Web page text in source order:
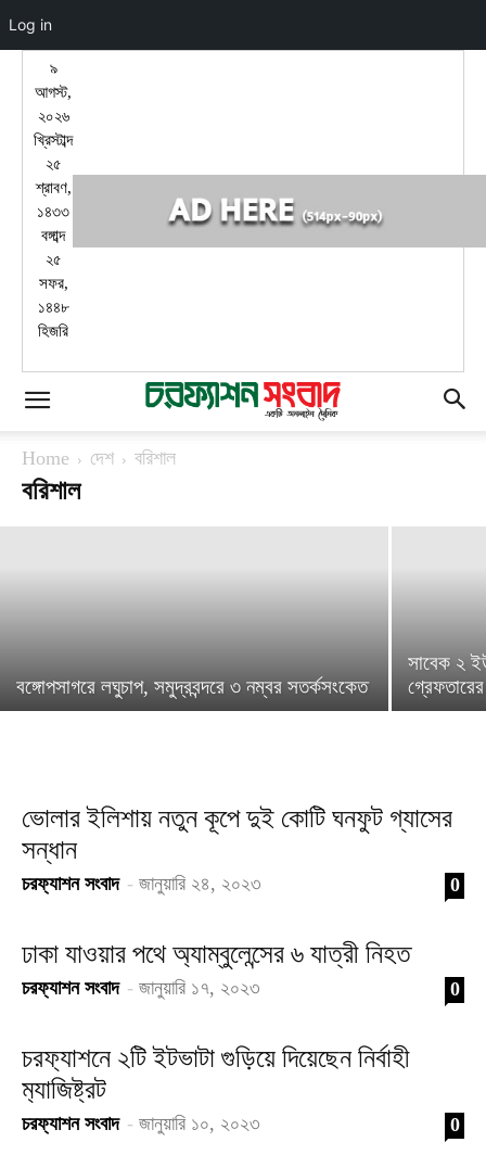
৯
আগস্ট,
২০২৬
খ্রিস্টাব্দ
২৫
শ্রাবণ,
১৪৩৩
বঙ্গাব্দ
২৫
সফর,
১৪৪৮
হিজরি
Home দেশ বরিশাল
বরিশাল
ঘূর্ণিঝড় রেমাল: বরিশালে দেয়াল ধসে ২ জনের মৃত্যু
চরফ্যাশন সংবাদ
বঙ্গোপসাগরে লঘুচাপ, সমুদ্রবন্দরে ৩ নম্বর সতর্কসংকেত
সাবেক ২
ভোলার ইলিশায় নতুন কূপে দুই কোটি ঘনফুট গ্যাসের
সন্ধান
চরফ্যাশন সংবাদ - জানুয়ারি ২৪, ২০২৩ 0
ঢাকা যাওয়ার পথে অ্যাম্বুলেন্সের ৬ যাত্রী নিহত
চরফ্যাশন সংবাদ - জানুয়ারি ১৭, ২০২৩ 0
চরফ‍্যাশনে ২টি ইটভাটা গুড়িয়ে দিয়েছেন নির্বাহী
ম‍্যাজিষ্ট্রট
চরফ্যাশন সংবাদ - জানুয়ারি ১০, ২০২৩ 0
Log in